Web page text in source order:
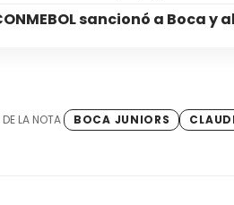
sancionó a Boca
LA NOTA BOCA JUNIORS